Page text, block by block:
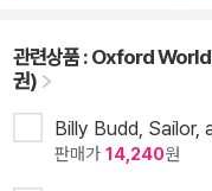
관련상품 :Oxford
권)
Billy Budd, Sailor,
판매가 14,240원